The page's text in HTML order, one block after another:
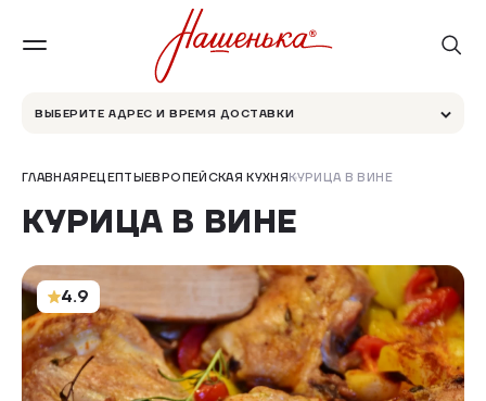
ВЫБЕРИТЕ АДРЕС И ВРЕМЯ ДОСТАВКИ
ГЛАВНАЯРЕЦЕПТЫЕВРОПЕЙСКАЯ КУХНЯКУРИЦА В ВИНЕ
КУРИЦА В ВИНЕ
4.9